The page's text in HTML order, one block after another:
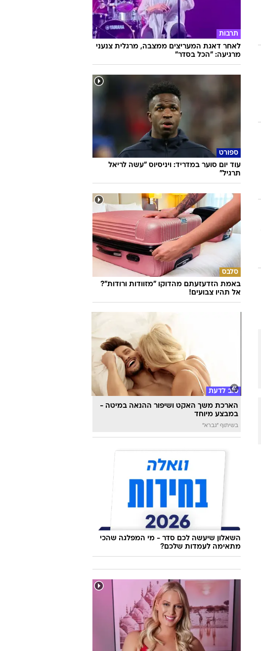
תרבות
לאחר דאגת המעריצים ממצבה, מרגלית צנעני
מרגיעה: "הכל בסדר"
ספורט
עוד יום סוער במדריד: ויניסיוס "עשה לריאל
תרגיל"
סלבס
באמת הזדעזעתם מהדוקו "מזוודות ורודות"?
אל תהיו צבועים!
טוב לדעת
הארכת משך האקט ושיפור ההנאה במיטה -
במבצע מיוחד
בשיתוף "גברא"
השאלון שיעשה לכם סדר - מי המפלגה שהכי
מתאימה לעמדות שלכם?